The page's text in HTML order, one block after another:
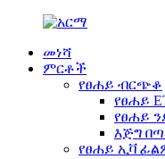
መነሻ
ምርቶች
የፀሐይ ብርጭቆ
የፀሐይ
የፀሐይ
እጅግ
የፀሐይ ኢቫ